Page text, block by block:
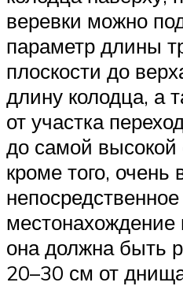
веревки можно
параметр длины
плоскости до
длину колодца, а
от участка
до самой высокой
кроме того, очень
непосредственное
она должна быть
20–30 см от